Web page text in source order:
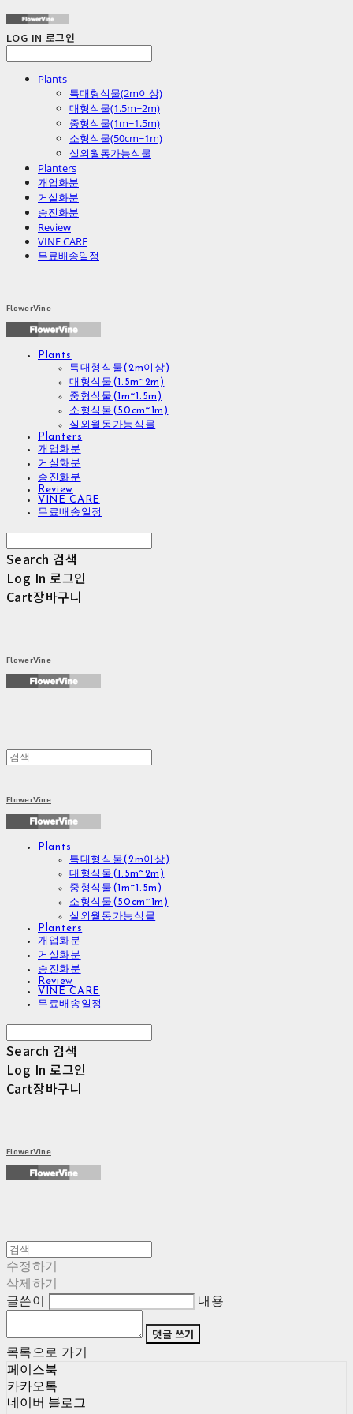
LOG IN 로그인
Plants
특대형식물(2m이상)
대형식물(1.5m~2m)
중형식물(1m~1.5m)
소형식물(50cm~1m)
실외월동가능식물
Planters
개업화분
거실화분
승진화분
Review
VINE CARE
무료배송일정
FlowerVine
Plants
특대형식물(2m이상)
대형식물(1.5m~2m)
중형식물(1m~1.5m)
소형식물(50cm~1m)
실외월동가능식물
Planters
개업화분
거실화분
승진화분
Review
VINE CARE
무료배송일정
Search 검색
Log In 로그인
Cart장바구니
FlowerVine
FlowerVine
Plants
특대형식물(2m이상)
대형식물(1.5m~2m)
중형식물(1m~1.5m)
소형식물(50cm~1m)
실외월동가능식물
Planters
개업화분
거실화분
승진화분
Review
VINE CARE
무료배송일정
Search 검색
Log In 로그인
Cart장바구니
FlowerVine
수정하기
삭제하기
글쓴이
내용
댓글 쓰기
목록으로 가기
페이스북
카카오톡
네이버 블로그